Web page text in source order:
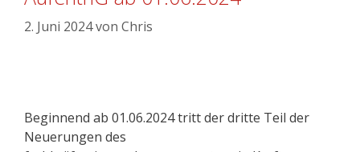
2. Juni 2024von Chris
Beginnend ab 01.06.2024 tritt der dritte Teil der
Neuerungen des